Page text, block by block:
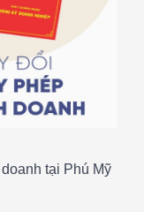
tại Phú Mỹ